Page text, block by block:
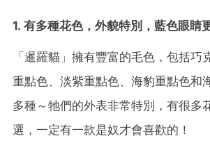
1. 有多種花色，外貌特別，藍色眼睛
「暹羅貓」擁有豐富的毛色，包括巧
重點色、淡紫重點色、海豹重點色和
多種～牠們的外表非常特別，有很多
選，一定有一款是奴才會喜歡的！